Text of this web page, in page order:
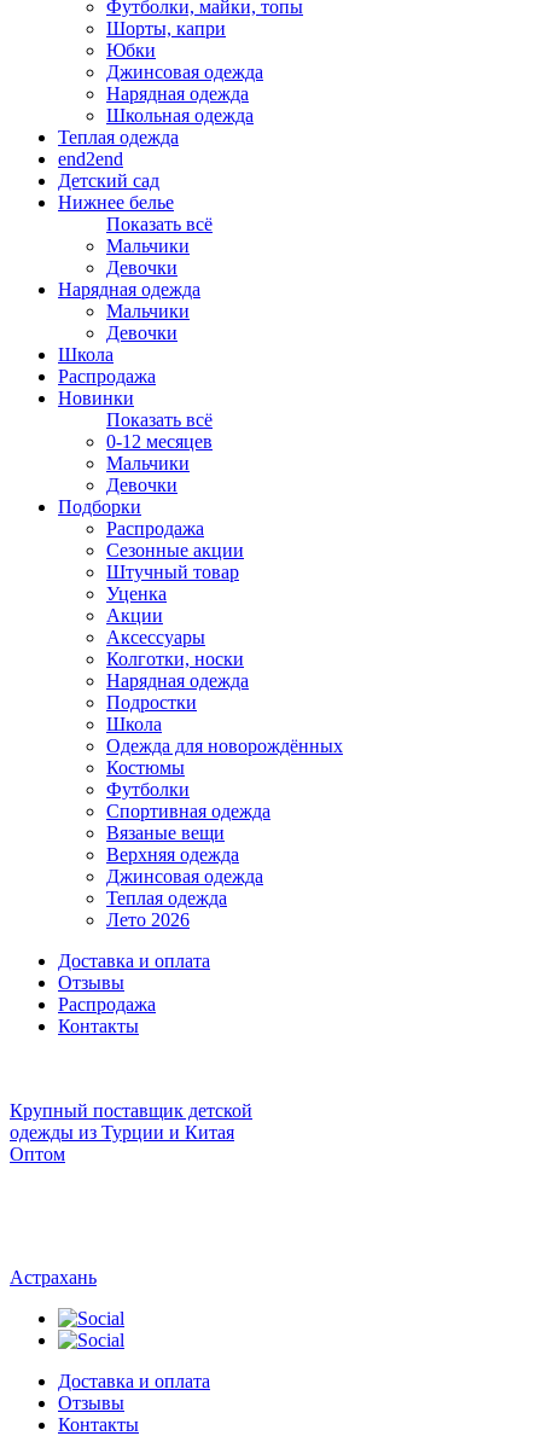
Футболки, майки, топы
Шорты, капри
Юбки
Джинсовая одежда
Нарядная одежда
Школьная одежда
Теплая одежда
end2end
Детский сад
Нижнее белье
Показать всё
Мальчики
Девочки
Нарядная одежда
Мальчики
Девочки
Школа
Распродажа
Новинки
Показать всё
0-12 месяцев
Мальчики
Девочки
Подборки
Распродажа
Сезонные акции
Штучный товар
Уценка
Акции
Аксессуары
Колготки, носки
Нарядная одежда
Подростки
Школа
Одежда для новорождённых
Костюмы
Футболки
Спортивная одежда
Вязаные вещи
Верхняя одежда
Джинсовая одежда
Теплая одежда
Лето 2026
Доставка и оплата
Отзывы
Распродажа
Контакты
Крупный поставщик детской
одежды из Турции и Китая
Оптом
Астрахань
Доставка и оплата
Отзывы
Контакты